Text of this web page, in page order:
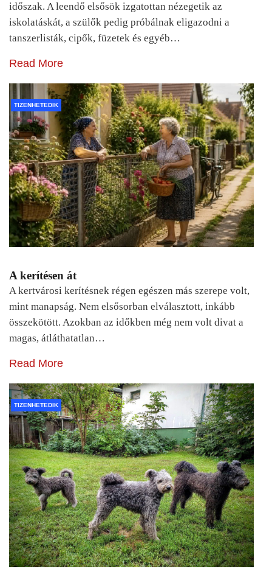
időszak. A leendő elsősök izgatottan nézegetik az
iskolatáskát, a szülők pedig próbálnak eligazodni a
tanszerlisták, cipők, füzetek és egyéb…
Read More
TIZENHETEDIK
A kerítésen át
A kertvárosi kerítésnek régen egészen más szerepe volt,
mint manapság. Nem elsősorban elválasztott, inkább
összekötött. Azokban az időkben még nem volt divat a
magas, átláthatatlan…
Read More
TIZENHETEDIK